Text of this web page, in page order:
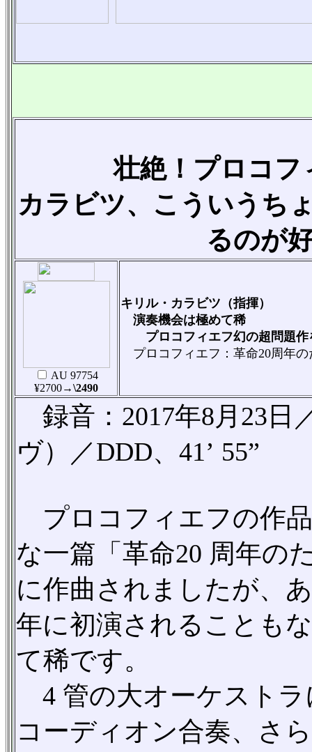
壮絶！プロコフ
カラビツ、 こういうち
るのが
AU 97754
¥2700→\2490
キリル・カラビツ（指揮）
演奏機会は極めて稀
プロコフィエフ幻の超問題作
プロコフィエフ：革命20周年の
録音：2017年8月23日
ヴ）／DDD、41’ 55”
プロコフィエフの作
な一篇「革命20 周年の
に作曲されましたが、
年に初演されることも
て稀です。
4 管の大オーケストラ
コーディオン合奏、さ